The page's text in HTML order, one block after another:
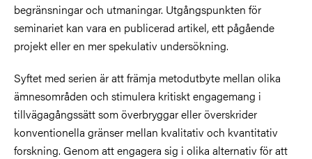
begränsningar och utmaningar. Utgångspunkten för
seminariet kan vara en publicerad artikel, ett pågående
projekt eller en mer spekulativ undersökning.
Syftet med serien är att främja metodutbyte mellan olika
ämnesområden och stimulera kritiskt engagemang i
tillvägagångssätt som överbryggar eller överskrider
konventionella gränser mellan kvalitativ och kvantitativ
forskning. Genom att engagera sig i olika alternativ för att